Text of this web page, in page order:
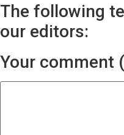
The following
our editors:
Your comment